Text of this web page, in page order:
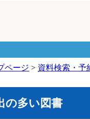
ページ > 資料検索・予
の多い図書